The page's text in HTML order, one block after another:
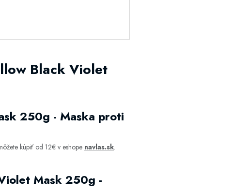
Black Violet
250g - Maska proti
kúpiť od 12€ v eshope navlas.sk.
Mask 250g -